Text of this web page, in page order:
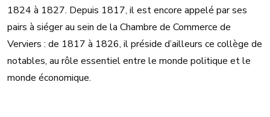
1824 à 1827. Depuis 1817, il est encore appelé par ses
pairs à siéger au sein de la Chambre de Commerce de
Verviers : de 1817 à 1826, il préside d’ailleurs ce collège de
notables, au rôle essentiel entre le monde politique et le
monde économique.